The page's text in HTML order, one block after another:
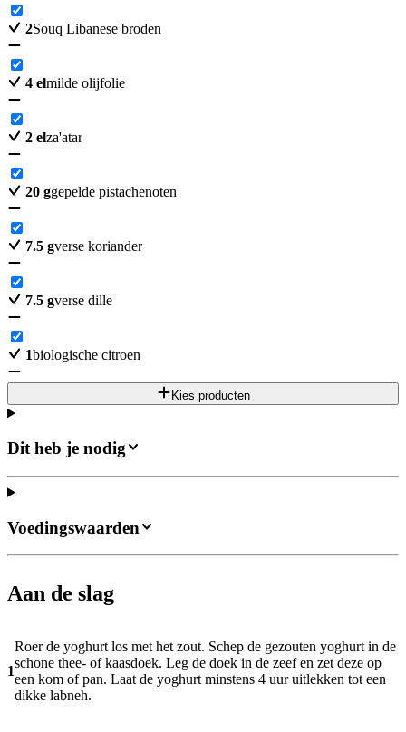
2Souq Libanese broden
4 elmilde olijfolie
2 elza'atar
20 ggepelde pistachenoten
7.5 gverse koriander
7.5 gverse dille
1biologische citroen
Kies producten
Dit heb je nodig
Aan de slag
1
Roer de yoghurt los met het zout. Schep de gezouten yoghurt in de
schone thee- of kaasdoek. Leg de doek in de zeef en zet deze op
een kom of pan. Laat de yoghurt minstens 4 uur uitlekken tot een
dikke labneh.
Voedingswaarden